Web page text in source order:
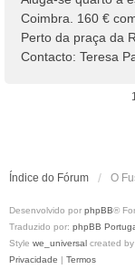
a
g
e
Coimbra. 160 €
Perto da praça da
Contacto: Teresa
Índice do Fórum O
Desenvolvido por phpBB®
Traduzido por: phpBB
Style we_universal created
Privacidade | Termos